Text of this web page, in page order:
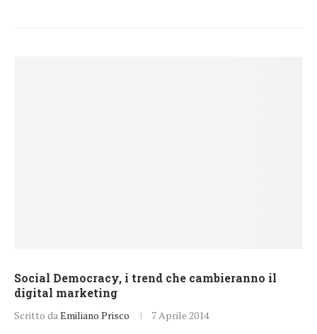
Social Democracy, i trend che cambieranno il
digital marketing
Scritto da Emiliano Prisco 7 Aprile 2014